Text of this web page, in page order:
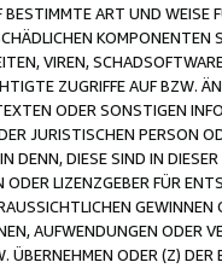
ART UND
VIREN,
ZUGRIFFE AUF BZW.
ODER SONSTIGEN
JURISTISCHEN PERSON
DENN, DIESE SIND IN
LIZENZGEBER FÜR
AUFWENDUNGEN ODER
ÜBERNEHMEN ODER (Z)